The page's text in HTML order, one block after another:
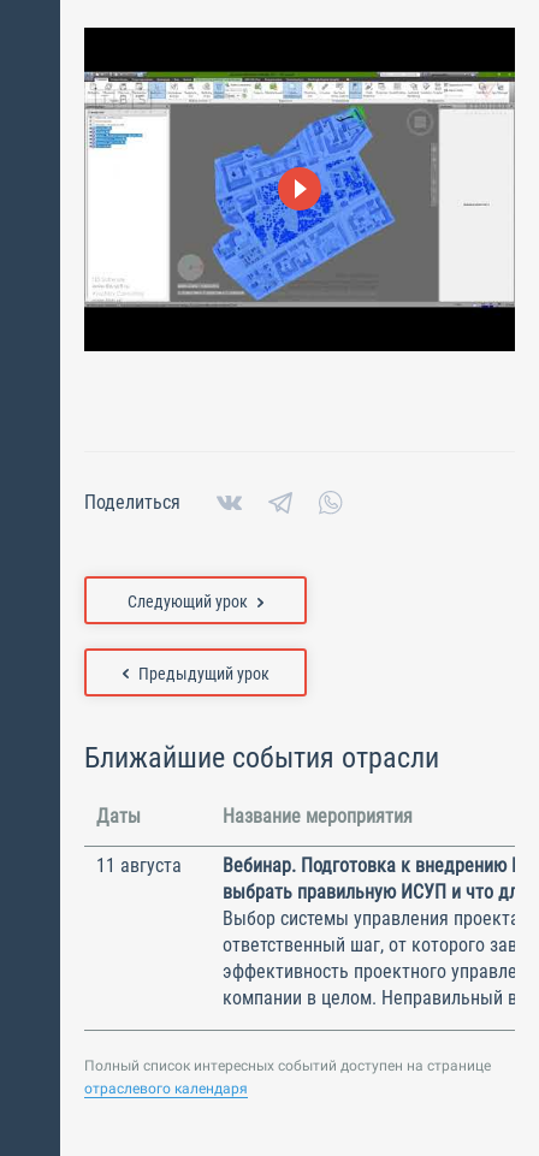
Поделиться
Предыдущий урок
Следующий урок
Ближайшие события отрасли
Даты Название мероприятия
11 августа
Вебинар. Подготовка к внедрению
выбрать правильную ИСУП и что для
Выбор системы управления
ответственный шаг, от которого
эффективность проектного
компании в целом. Неправильный
Полный список интересных событий доступен на странице
отраслевого календаря